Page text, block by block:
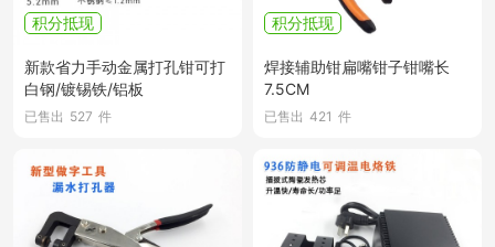
积分抵现
新款省力手动金属打孔钳可打
白钢/镀锡铁/铝板
已售出 527 件
积分抵现
焊接辅助钳扁嘴钳子钳嘴长
7.5CM
已售出 421 件